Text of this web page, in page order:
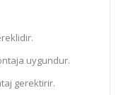
uygundur.
gerektirir.